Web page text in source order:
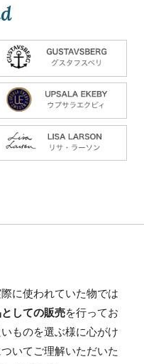
に使われていた物では
しての販売を行ってお
ものを選ぶ様に心がけ
いてご理解いただいた